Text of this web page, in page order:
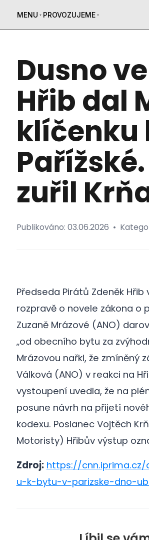
MENU PROVOZUJEME
Dusno
Hřib dal
klíčenku
zuřil
Publikováno: 03.06.2026 •
Předseda Pirátů Zdeněk
rozpravě o novele zákona o
Zuzaně Mrázové (ANO)
„od obecního bytu za
Mrázovou nařkl, že zmíněný
Válková (ANO) v reakci na
vystoupení uvedla, že na
posune návrh na přijetí
kodexu. Poslanec Vojtěch
Motoristy) Hřibův výstup
Zdroj: https://
u-k-bytu-v-parizske-dno-